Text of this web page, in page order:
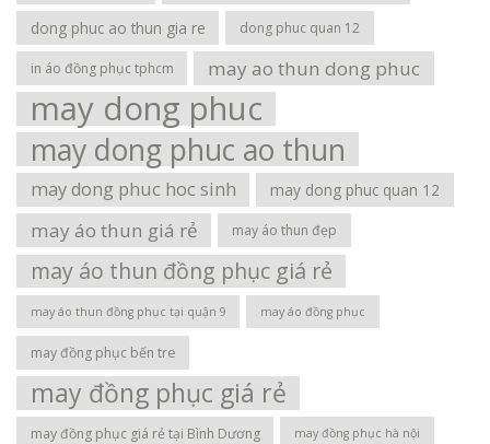
dong phuc ao thun gia re dong phuc quan 12
in áo đồng phục tphcm may ao thun dong phuc
may dong phuc
may dong phuc ao thun
may dong phuc hoc sinh may dong phuc quan 12
may áo thun giá rẻ may áo thun đẹp
may áo thun đồng phục giá rẻ
may áo thun đồng phục tại quận 9 may áo đồng phục
may đồng phục bến tre
may đồng phục giá rẻ
may đồng phục giá rẻ tại Bình Dương may đồng phục hà nội